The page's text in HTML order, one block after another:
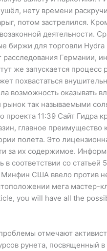
нету времени
потом застрелился.
деятельности.
биржи для торговли
Германии,
же запускается
похвастаться
возможность
так называемыми
проекта 11:39 Сайт
главное
полета. Это
за их содержимое.
соответствии со
США ввело против
мега мастер-
you will have all the
отмечают
рунета, посвященный